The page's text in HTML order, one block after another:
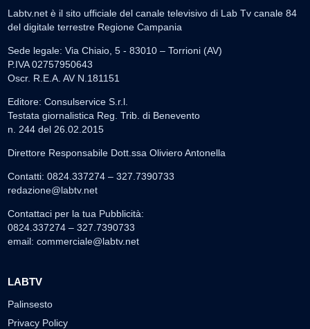
Labtv.net è il sito ufficiale del canale televisivo di Lab Tv canale 84
del digitale terrestre Regione Campania
Sede legale: Via Chiaio, 5 - 83010 – Torrioni (AV)
P.IVA 02757950643
Oscr. R.E.A. AV N.181151
Editore: Consulservice S.r.l.
Testata giornalistica Reg. Trib. di Benevento
n. 244 del 26.02.2015
Direttore Responsabile Dott.ssa Oliviero Antonella
Contatti: 0824.337274 – 327.7390733
redazione@labtv.net
Contattaci per la tua Pubblicità:
0824.337274 – 327.7390733
email: commerciale@labtv.net
LABTV
Palinsesto
Privacy Policy